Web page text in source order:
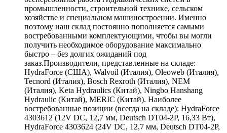
промышленности, строительной технике, сельском
хозяйстве и специальном машиностроении. Именно
поэтому наш склад постоянно пополняется самыми
востребованными комплектующими, чтобы вы могли
получить необходимое оборудование максимально
быстро – без долгих ожиданий под
заказ.Производители, представленные на складе:
HydraForce (США), Walvoil (Италия), Oleoweb (Италия),
Tecnord (Италия), Bosch Rexroth (Италия), NEM
(Италия), Keta Hydraulics (Китай), Ningbo Hanshang
Hydraulic (Китай), MERIC (Китай). Наиболее
востребованные позиции (всегда на складе): HydraForce
4303612 (12V DC, 12,7 мм, Deutsch DT04-2P, 16,33 Вт),
HydraForce 4303624 (24V DC, 12,7 мм, Deutsch DT04-2P,